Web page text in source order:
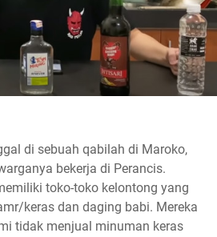
di sebuah qabilah di Maroko,
bekerja di Perancis.
toko-toko kelontong yang
keras dan daging babi. Mereka
tidak menjual minuman keras